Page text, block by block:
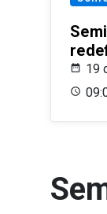
19